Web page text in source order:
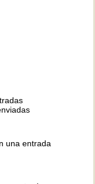
una entrada